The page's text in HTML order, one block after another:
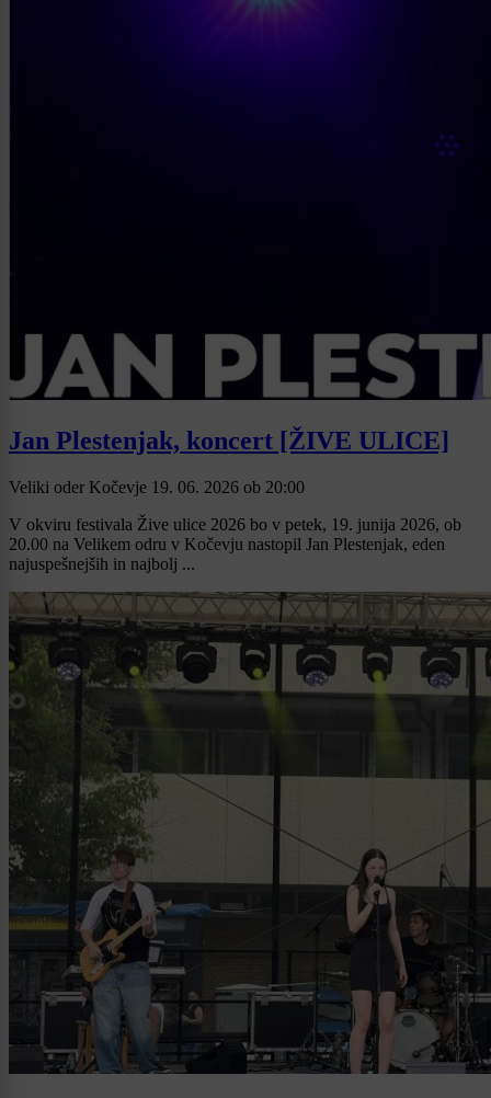
Jan Plestenjak, koncert [ŽIVE ULICE]
Veliki oder Kočevje 19. 06. 2026 ob 20:00
V okviru festivala Žive ulice 2026 bo v petek, 19. junija 2026, ob
20.00 na Velikem odru v Kočevju nastopil Jan Plestenjak, eden
najuspešnejših in najbolj ...